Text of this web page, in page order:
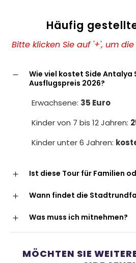
Häufig
Bitte klicken Sie auf '+', um
Wie viel kostet Side
Ausflugspreis 2026?
Erwachsene: 35 Euro
Kinder von 7 bis 12 Jahren:
Kinder unter 6 Jahren:
Ist diese Tour für Familien
Wann findet die
Was muss ich mitnehmen?
MÖCHTEN SIE